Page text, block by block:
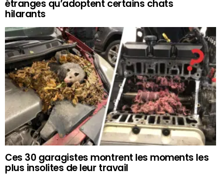
étranges qu’adoptent certains chats
hilarants
Ces 30 garagistes montrent les moments les
plus insolites de leur travail